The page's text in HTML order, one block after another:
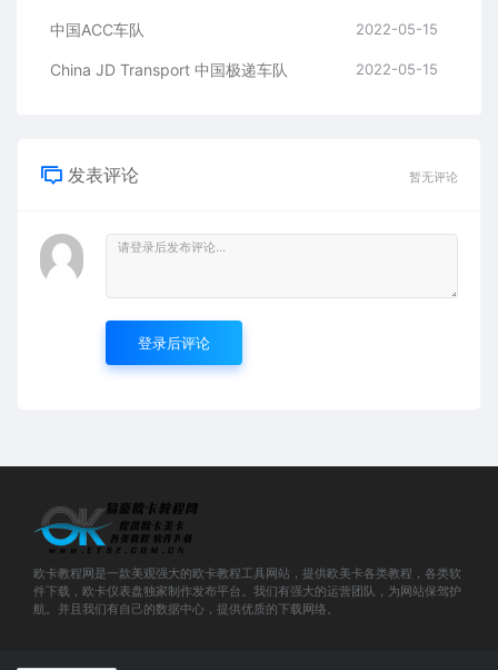
中国ACC车队 2022-05-15
China JD Transport 中国极递车队 2022-05-15
发表评论 暂无评论
登录后评论
欧卡教程网是一款美观强大的欧卡教程工具网站，提供欧美卡各类教程，各类软
件下载，欧卡仪表盘独家制作发布平台。我们有强大的运营团队，为网站保驾护
航。并且我们有自己的数据中心，提供优质的下载网络。